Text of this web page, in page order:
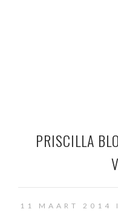
PRISCILLA
11 MAART 2014